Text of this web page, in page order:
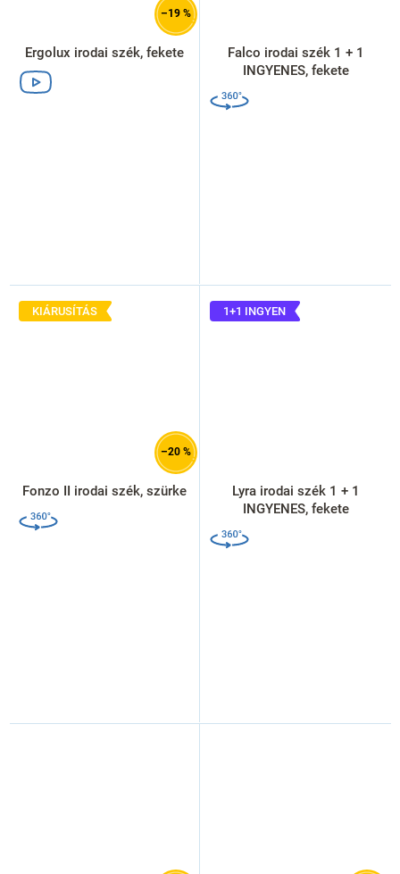
–19 %
Ergolux irodai szék, fekete
Falco irodai szék 1 + 1
INGYENES, fekete
KIÁRUSÍTÁS
–20 %
Fonzo II irodai szék, szürke
1+1 INGYEN
Lyra irodai szék 1 + 1
INGYENES, fekete